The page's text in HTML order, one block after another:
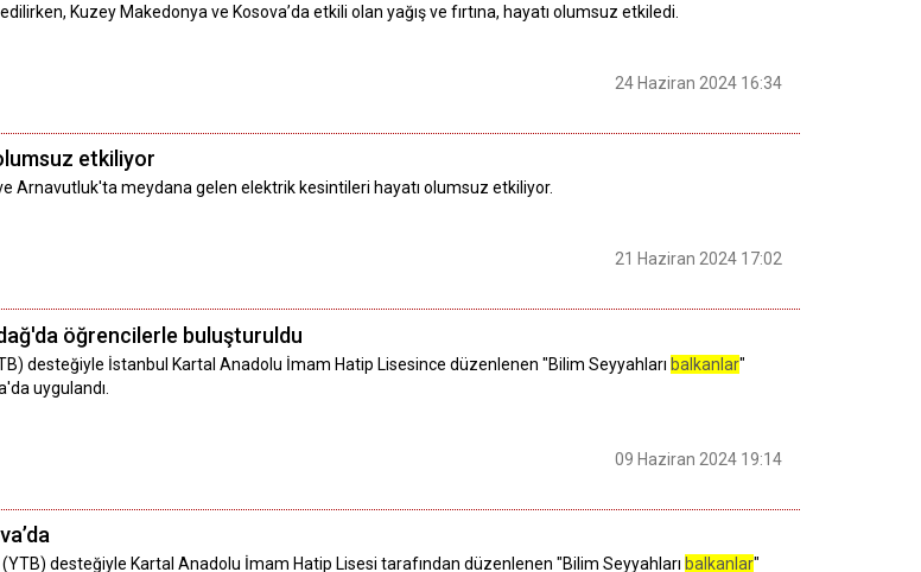
Kuzey Makedonya ve Kosova’da etkili olan yağış ve fırtına, hayatı olumsuz etkiledi.
24 Haziran 2024 16:34
etkiliyor
Arnavutluk'ta meydana gelen elektrik kesintileri hayatı olumsuz etkiliyor.
21 Haziran 2024 17:02
öğrencilerle buluşturuldu
desteğiyle İstanbul Kartal Anadolu İmam Hatip Lisesince düzenlenen "Bilim Seyyahları balkanlar"
uygulandı.
09 Haziran 2024 19:14
(YTB) desteğiyle Kartal Anadolu İmam Hatip Lisesi tarafından düzenlenen "Bilim Seyyahları balkanlar"